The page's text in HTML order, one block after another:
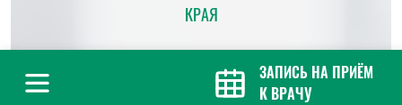
КРАЯ
ЗАПИСЬ НА ПРИЁМ
К ВРАЧУ